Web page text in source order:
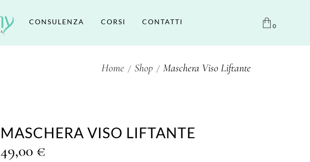
0
CONSULENZA CORSI CONTATTI
Home Shop Maschera Viso Liftante
MASCHERA VISO LIFTANTE
49,00 €